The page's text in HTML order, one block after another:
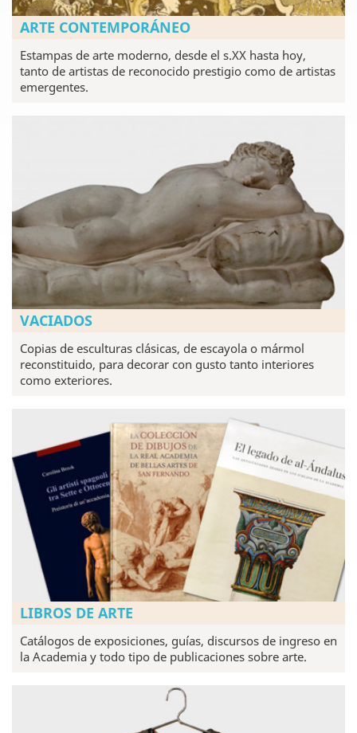
ARTE CONTEMPORÁNEO
Estampas de arte moderno, desde el s.XX hasta hoy,
tanto de artistas de reconocido prestigio como de artistas
emergentes.
VACIADOS
Copias de esculturas clásicas, de escayola o mármol
reconstituido, para decorar con gusto tanto interiores
como exteriores.
LIBROS DE ARTE
Catálogos de exposiciones, guías, discursos de ingreso en
la Academia y todo tipo de publicaciones sobre arte.